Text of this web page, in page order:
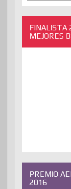
ANTERIORES
FINALISTA
MEJORES
PREMIO
2016